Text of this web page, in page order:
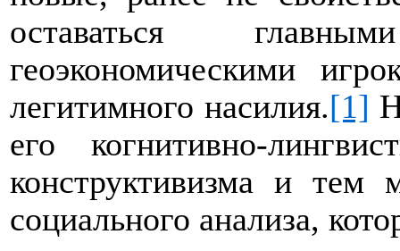
оставаться
геоэкономическими
легитимного насилия.[1]
его когнитивно-
конструктивизма и тем
социального анализа,